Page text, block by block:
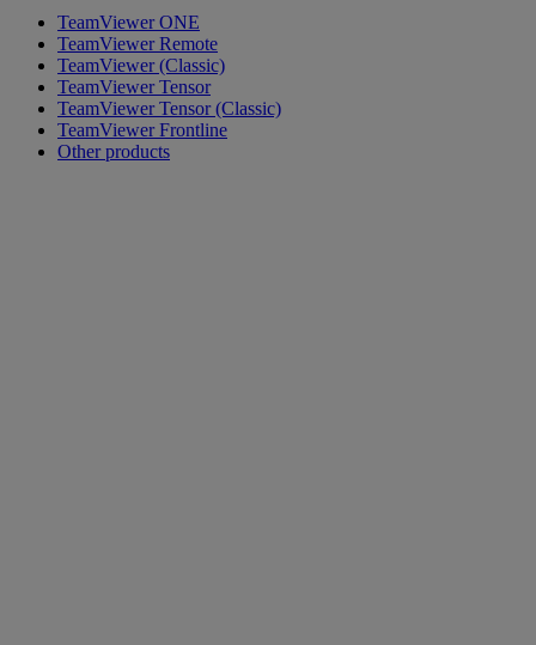
TeamViewer ONE
TeamViewer Remote
TeamViewer (Classic)
TeamViewer Tensor
TeamViewer Tensor (Classic)
TeamViewer Frontline
Other products